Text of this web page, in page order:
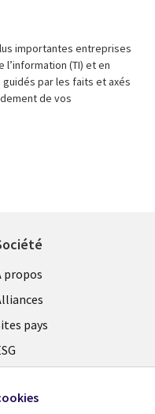
importantes entreprises
(TI) et en
guidés par les faits et axés
de vos
propos
pays